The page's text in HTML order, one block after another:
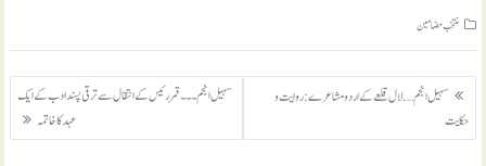
منتخب مضامين
پوسٹوں
کی
نیویگیشن
سہیل انجم …. لال قلعے کے اردو مشاعرے: روایت و
حکایت
سہیل انجم ۔۔۔ قمر رئیس کے انتقال سے ترقی پسند ادب کے ایک
عہد کا خاتمہ